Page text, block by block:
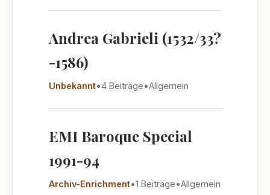
Andrea Gabrieli (1532/33?
-1586)
Unbekannt•4 Beiträge•Allgemein
EMI Baroque Special
1991-94
Archiv-Enrichment•1 Beiträge•Allgemein